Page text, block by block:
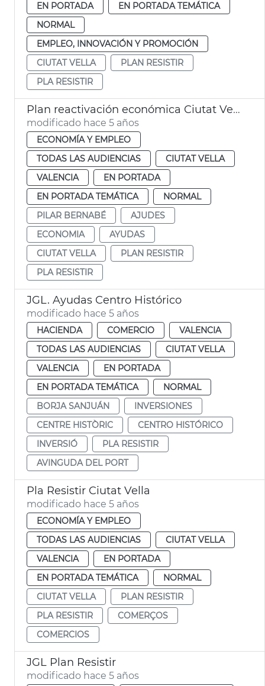
EN PORTADA
EN PORTADA TEMÁTICA
NORMAL
EMPLEO, INNOVACIÓN Y PROMOCIÓN
CIUTAT VELLA
PLAN RESISTIR
PLA RESISTIR
Plan reactivación económica Ciutat Vella
modificado hace 5 años
ECONOMÍA Y EMPLEO
TODAS LAS AUDIENCIAS
CIUTAT VELLA
VALENCIA
EN PORTADA
EN PORTADA TEMÁTICA
NORMAL
PILAR BERNABÉ
AJUDES
ECONOMIA
AYUDAS
CIUTAT VELLA
PLAN RESISTIR
PLA RESISTIR
JGL. Ayudas Centro Histórico
modificado hace 5 años
HACIENDA COMERCIO
VALENCIA
TODAS LAS AUDIENCIAS
CIUTAT VELLA
VALENCIA
EN PORTADA
EN PORTADA TEMÁTICA
NORMAL
BORJA SANJUÁN
INVERSIONES
CENTRE HISTÒRIC
CENTRO HISTÓRICO
INVERSIÓ
PLA RESISTIR
AVINGUDA DEL PORT
Pla Resistir Ciutat Vella
modificado hace 5 años
ECONOMÍA Y EMPLEO
TODAS LAS AUDIENCIAS
CIUTAT VELLA
VALENCIA
EN PORTADA
EN PORTADA TEMÁTICA
NORMAL
CIUTAT VELLA
PLAN RESISTIR
PLA RESISTIR
COMERÇOS
COMERCIOS
JGL Plan Resistir
modificado hace 5 años